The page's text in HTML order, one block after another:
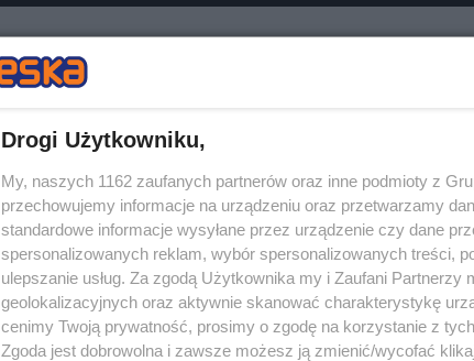
Drogi Użytkowniku,
My, naszych 1162 zaufanych partnerów oraz inne podmioty z
przechowujemy informacje na urządzeniu oraz przetwarzamy
standardowe informacje wysyłane przez urządzenie czy dane
spersonalizowanych reklam, wybór spersonalizowanych treści,
ulepszanie usług. Za zgodą Użytkownika my i Zaufani Partnerzy
geolokalizacyjnych oraz aktywnie skanować charakterystykę
cenimy Twoją prywatność, prosimy o zgodę na korzystanie z
Zgoda jest dobrowolna i zawsze możesz ją zmienić/wycofać